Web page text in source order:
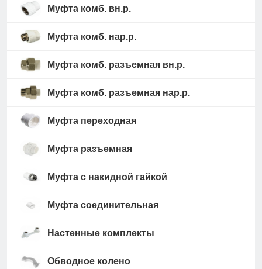
Муфта комб. вн.р.
Муфта комб. нар.р.
Муфта комб. разъемная вн.р.
Муфта комб. разъемная нар.р.
Муфта переходная
Муфта разъемная
Муфта с накидной гайкой
Муфта соединительная
Настенные комплекты
Обводное колено